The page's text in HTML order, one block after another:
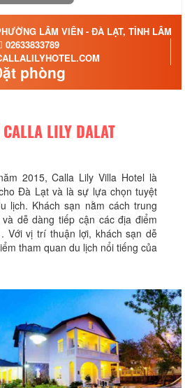
LÂM VIÊN - ĐÀ LẠT, TỈNH LÂM
02633833789
phòng
LILY DALAT
2015, Calla Lily Villa Hotel là
Đà Lạt và là sự lựa chọn tuyệt
lịch. Khách sạn nằm cách trung
dễ dàng tiếp cận các địa điểm
Với vị trí thuận lợi, khách sạn dễ
tham quan du lịch nổi tiếng của